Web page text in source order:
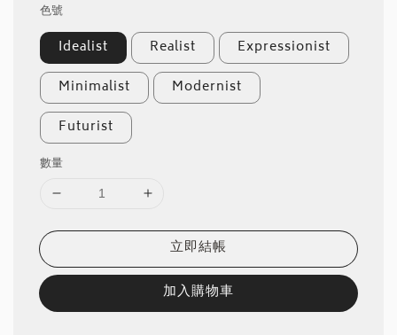
色號
Idealist Realist
Expressionist
Minimalist
Modernist
Futurist
數量
立即結帳
加入購物車